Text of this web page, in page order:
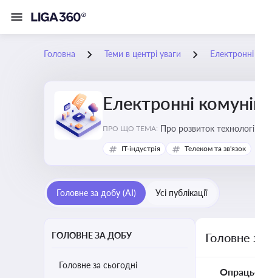
Головна Теми в центрі уваги Електронні
Електронні
ПРО ЩО ТЕМА: Про розвиток
IT-індустрія Телеком та зв'язок
Головне за добу (AI) Усі публікації
ГОЛОВНЕ ЗА ДОБУ
Головне за сьогодні
Головне